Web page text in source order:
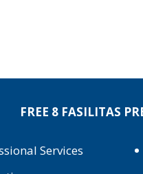
FREE 8 FASILITAS
Services